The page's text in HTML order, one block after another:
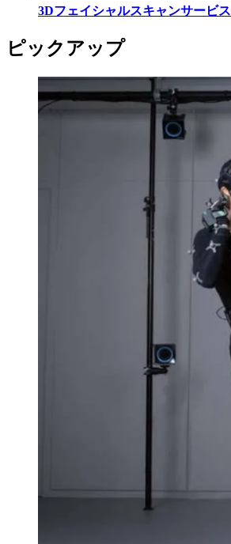
3Dフェイシャルスキャンサービス
ピックアップ